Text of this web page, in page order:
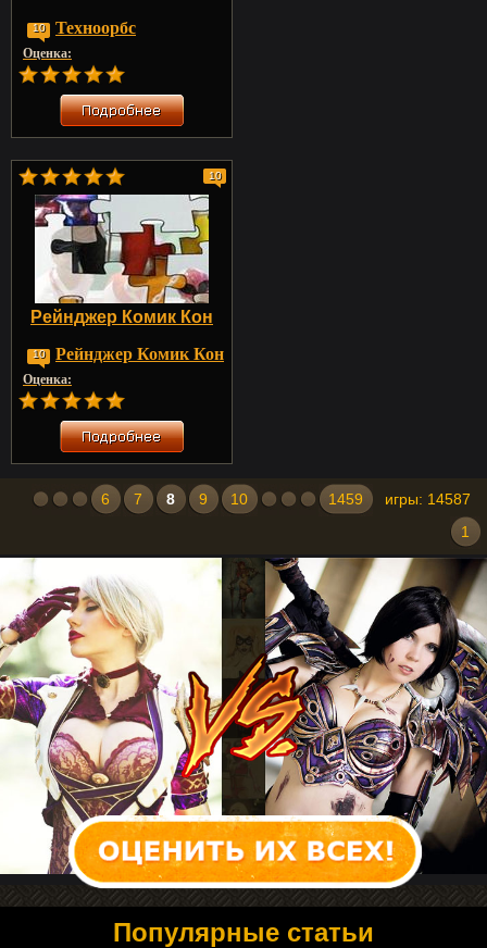
10 Техноорбс
Оценка:
10
Рейнджер Комик Кон
10 Рейнджер Комик Кон
Оценка:
игры: 14587
1459
10
9
8
7
6
1
Популярные статьи